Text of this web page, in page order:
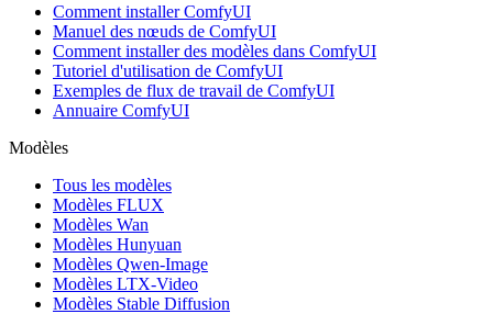
Comment installer ComfyUI
Manuel des nœuds de ComfyUI
Comment installer des modèles dans ComfyUI
Tutoriel d'utilisation de ComfyUI
Exemples de flux de travail de ComfyUI
Annuaire ComfyUI
Modèles
Tous les modèles
Modèles FLUX
Modèles Wan
Modèles Hunyuan
Modèles Qwen-Image
Modèles LTX-Video
Modèles Stable Diffusion